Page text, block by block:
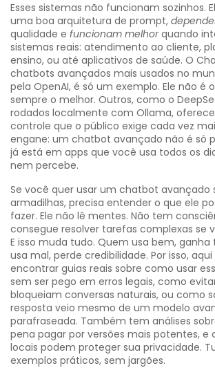
Esses sistemas não funcionam sozinhos.
uma boa arquitetura de prompt,
qualidade e funcionam melhorquando
sistemas reais: atendimento ao cliente,
ensino, ou até aplicativos de saúde. O
chatbots avançados mais usados no
pela OpenAI, é só um exemplo. Ele não é
sempre o melhor. Outros, como o
rodados localmente com Ollama,
controle que o público exige cada vez
engane: um chatbot avançado não é só
já está em apps que você usa todos os
nem percebe.
Se você quer usar um chatbot avançado
armadilhas, precisa entender o que ele
fazer. Ele não lê mentes. Não tem
consegue resolver tarefas complexas se
E isso muda tudo. Quem usa bem,
usa mal, perde credibilidade. Por isso,
encontrar guias reais sobre como usar
sem ser pego em erros legais, como
bloqueiam conversas naturais, ou como
resposta veio mesmo de um modelo
parafraseada. Também tem análises
pena pagar por versões mais potentes, e
locais podem proteger sua privacidade.
exemplos práticos, sem jargões.